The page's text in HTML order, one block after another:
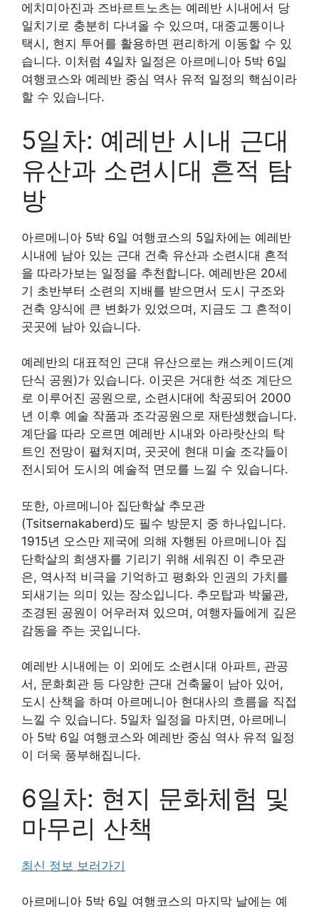
에치미아진과 즈바르트노츠는 예레반 시내에서 당
일치기로 충분히 다녀올 수 있으며, 대중교통이나
택시, 현지 투어를 활용하면 편리하게 이동할 수 있
습니다. 이처럼 4일차 일정은 아르메니아 5박 6일
여행코스와 예레반 중심 역사 유적 일정의 핵심이라
할 수 있습니다.
5일차: 예레반 시내 근대
유산과 소련시대 흔적 탐
방
아르메니아 5박 6일 여행코스의 5일차에는 예레반
시내에 남아 있는 근대 건축 유산과 소련시대 흔적
을 따라가보는 일정을 추천합니다. 예레반은 20세
기 초반부터 소련의 지배를 받으면서 도시 구조와
건축 양식에 큰 변화가 있었으며, 지금도 그 흔적이
곳곳에 남아 있습니다.
예레반의 대표적인 근대 유산으로는 캐스케이드(계
단식 공원)가 있습니다. 이곳은 거대한 석조 계단으
로 이루어진 공원으로, 소련시대에 착공되어 2000
년 이후 예술 작품과 조각공원으로 재탄생했습니다.
계단을 따라 오르면 예레반 시내와 아라랏산의 탁
트인 전망이 펼쳐지며, 곳곳에 현대 미술 조각들이
전시되어 도시의 예술적 면모를 느낄 수 있습니다.
또한, 아르메니아 집단학살 추모관
(Tsitsernakaberd)도 필수 방문지 중 하나입니다.
1915년 오스만 제국에 의해 자행된 아르메니아 집
단학살의 희생자를 기리기 위해 세워진 이 추모관
은, 역사적 비극을 기억하고 평화와 인권의 가치를
되새기는 의미 있는 장소입니다. 추모탑과 박물관,
조경된 공원이 어우러져 있으며, 여행자들에게 깊은
감동을 주는 곳입니다.
예레반 시내에는 이 외에도 소련시대 아파트, 관공
서, 문화회관 등 다양한 근대 건축물이 남아 있어,
도시 산책을 하며 아르메니아 현대사의 흐름을 직접
느낄 수 있습니다. 5일차 일정을 마치면, 아르메니
아 5박 6일 여행코스와 예레반 중심 역사 유적 일정
이 더욱 풍부해집니다.
6일차: 현지 문화체험 및
마무리 산책
최신 정보 보러가기
아르메니아 5박 6일 여행코스의 마지막 날에는 예